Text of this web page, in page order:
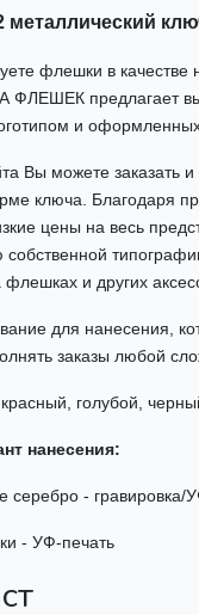
флешки в
предлагает
и
Вы можете заказать
ключа. Благодаря
цены на весь
собственной
и других
для нанесения,
заказы любой
красный, голубой,
нанесения:
серебро - гравировка/
- УФ-печать